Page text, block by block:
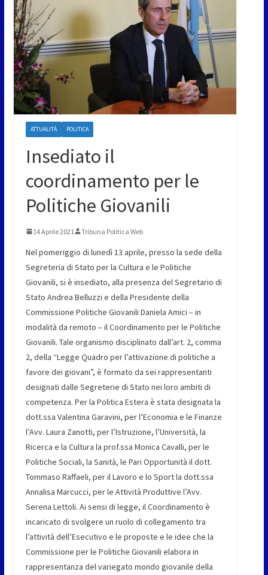
ATTUALITÀ POLITICA
Insediato il
coordinamento per le
Politiche Giovanili
14 Aprile 2021 Tribuna Politica Web
Nel pomeriggio di lunedì 13 aprile, presso la sede della
Segreteria di Stato per la Cultura e le Politiche
Giovanili, si è insediato, alla presenza del Segretario di
Stato Andrea Belluzzi e della Presidente della
Commissione Politiche Giovanili Daniela Amici – in
modalità da remoto – il Coordinamento per le Politiche
Giovanili. Tale organismo disciplinato dall’art. 2, comma
2, della “Legge Quadro per l’attivazione di politiche a
favore dei giovani”, è formato da sei rappresentanti
designati dalle Segreterie di Stato nei loro ambiti di
competenza. Per la Politica Estera è stata designata la
dott.ssa Valentina Garavini, per l’Economia e le Finanze
l’Avv. Laura Zanotti, per l’Istruzione, l’Università, la
Ricerca e la Cultura la prof.ssa Monica Cavalli, per le
Politiche Sociali, la Sanità, le Pari Opportunità il dott.
Tommaso Raffaeli, per il Lavoro e lo Sport la dott.ssa
Annalisa Marcucci, per le Attività Produttive l’Avv.
Serena Lettoli. Ai sensi di legge, il Coordinamento è
incaricato di svolgere un ruolo di collegamento tra
l’attività dell’Esecutivo e le proposte e le idee che la
Commissione per le Politiche Giovanili elabora in
rappresentanza del variegato mondo giovanile della